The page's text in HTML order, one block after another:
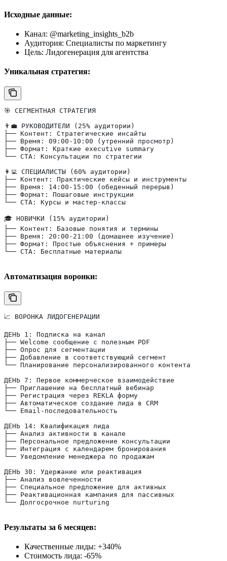
Исходные данные:
Канал: @marketing_insights_b2b
Аудитория: Специалисты по маркетингу
Цель: Лидогенерация для агентства
Уникальная стратегия:
🎯 СЕГМЕНТНАЯ СТРАТЕГИЯ
👨‍💼 РУКОВОДИТЕЛИ (25% аудитории)
├── Контент: Стратегические инсайты
├── Время: 09:00-10:00 (утренний просмотр)
├── Формат: Краткие executive summary
└── CTA: Консультации по стратегии
👩‍💻 СПЕЦИАЛИСТЫ (60% аудитории)
├── Контент: Практические кейсы и инструменты
├── Время: 14:00-15:00 (обеденный перерыв)
├── Формат: Пошаговые инструкции
└── CTA: Курсы и мастер-классы
🎓 НОВИЧКИ (15% аудитории)
├── Контент: Базовые понятия и термины
├── Время: 20:00-21:00 (домашнее изучение)
├── Формат: Простые объяснения + примеры
└── CTA: Бесплатные материалы
Автоматизация воронки:
📈 ВОРОНКА ЛИДОГЕНЕРАЦИИ
ДЕНЬ 1: Подписка на канал
├── Welcome сообщение с полезным PDF
├── Опрос для сегментации
├── Добавление в соответствующий сегмент
└── Планирование персонализированного контента
ДЕНЬ 7: Первое коммерческое взаимодействие
├── Приглашение на бесплатный вебинар
├── Регистрация через REKLA форму
├── Автоматическое создание лида в CRM
└── Email-последовательность
ДЕНЬ 14: Квалификация лида
├── Анализ активности в канале
├── Персональное предложение консультации
├── Интеграция с календарем бронирования
└── Уведомление менеджера по продажам
ДЕНЬ 30: Удержание или реактивация
├── Анализ вовлеченности
├── Специальное предложение для активных
├── Реактивационная кампания для пассивных
└── Долгосрочное nurturing
Результаты за 6 месяцев:
Качественные лиды: +340%
Стоимость лида: -65%